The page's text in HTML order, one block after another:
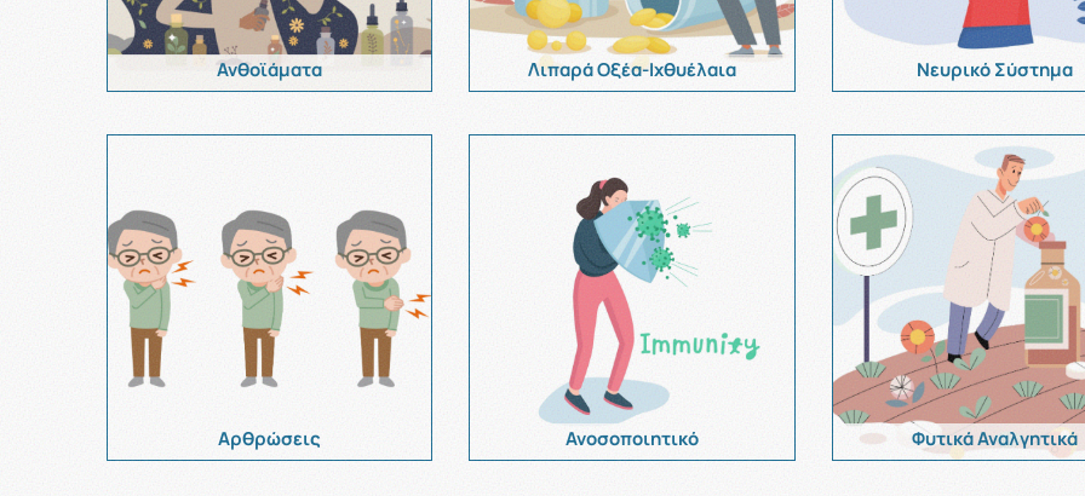
Ανθοϊάματα Λιπαρά Οξέα-Ιχθυέλαια Νευρικό Σύστημα
Αρθρώσεις Ανοσοποιητικό Φυτικά Αναλγητικά